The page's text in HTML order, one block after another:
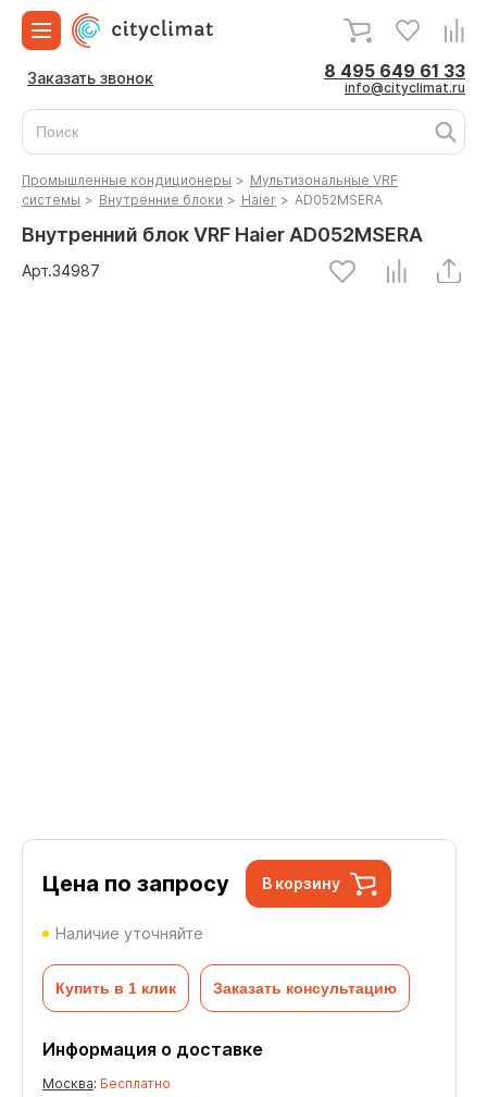
Заказать звонок 8 495 649 61 33
info@cityclimat.ru
Промышленные кондиционеры > Мультизональные VRF
системы > Внутренние блоки > Haier > AD052MSERA
Внутренний блок VRF Haier AD052MSERA
Арт.34987
Цена по запросу В корзину
Наличие уточняйте
Купить в 1 клик Заказать консультацию
Информация о доставке
Москва: Бесплатно